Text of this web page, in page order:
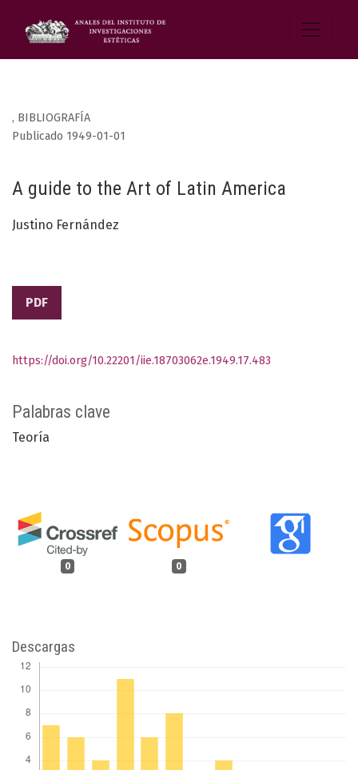
, BIBLIOGRAFÍA
A guide to the Art of Latin America
Publicado 1949-01-01
Justino Fernández
PDF
Palabras clave
Teoría
0 0
https://doi.org/10.22201/iie.18703062e.1949.17.483
Descargas